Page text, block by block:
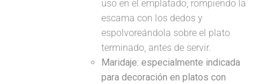
uso en el emplatado, rompiendo la
escama con los dedos y
espolvoreándola sobre el plato
terminado, antes de servir.
Maridaje: especialmente indicada
para decoración en platos con